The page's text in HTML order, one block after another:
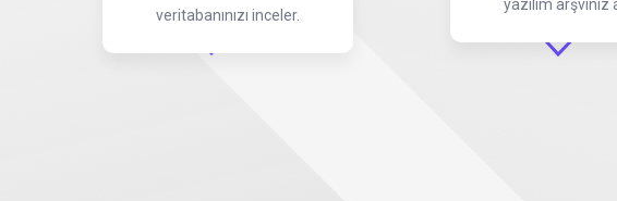
veritabanınızı inceler.
yazılım arşviniz